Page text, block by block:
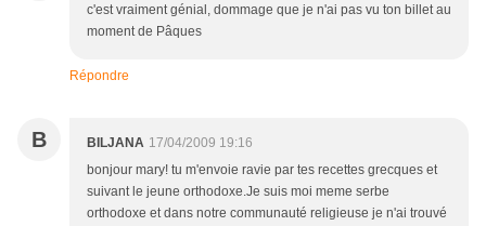
c'est vraiment génial, dommage que je n'ai pas vu ton billet au
moment de Pâques
Répondre
B BILJANA 17/04/2009 19:16
bonjour mary! tu m'envoie ravie par tes recettes grecques et
suivant le jeune orthodoxe.Je suis moi meme serbe
orthodoxe et dans notre communauté religieuse je n'ai trouvé